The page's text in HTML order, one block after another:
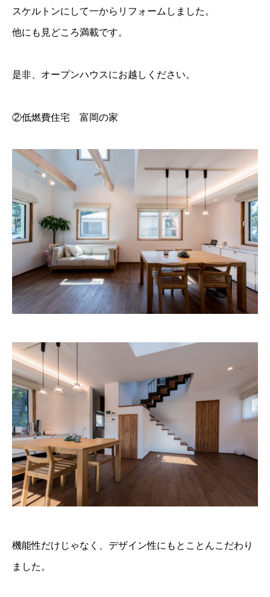
スケルトンにして一からリフォームしました。
他にも見どころ満載です。
是非、オープンハウスにお越しください。
②低燃費住宅 富岡の家
機能性だけじゃなく、デザイン性にもとことんこだわり
ました。